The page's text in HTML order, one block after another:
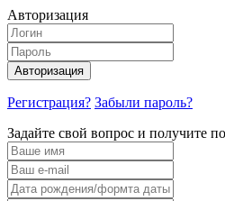
Авторизация
Авторизация
Регистрация? Забыли пароль?
Задайте свой вопрос и получите